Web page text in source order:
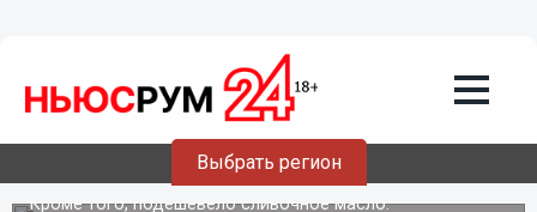
Выбрать регион
20.07.201909:54
Цены на морковь, лук и рыбу
снизились в Нижегородской области
Кроме того, подешевело сливочное масло.